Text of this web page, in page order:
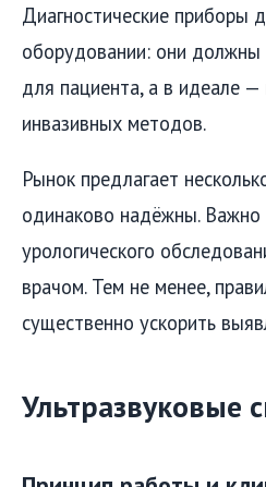
Диагностические приборы
оборудовании: они должны
для пациента, а в идеале
инвазивных методов.
Рынок предлагает
одинаково надёжны. Важно
урологического
врачом. Тем не менее,
существенно ускорить
Ультразвуковые